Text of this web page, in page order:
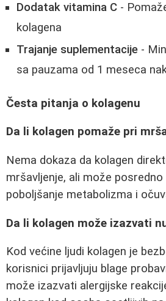
Dodatak vitamina C -
kolagena
Trajanje suplementacije -
sa pauzama od 1 meseca
Česta pitanja o kolagenu
Da li kolagen pomaže pri
Nema dokaza da kolagen
mršavljenje, ali može
poboljšanje metabolizma i
Da li kolagen može izazvati
Kod većine ljudi kolagen je
korisnici prijavljuju blage
može izazvati alergijske